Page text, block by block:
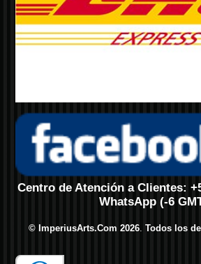
Centro de Atención a Clientes:
WhatsApp (-6
© ImperiusArts.Com 2026 Todos los